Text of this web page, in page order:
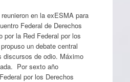
en la exESMA para
Federal de Derechos
por la Red Federal por los
un debate central
discursos de odio. Máximo
Por sexto año
por los Derechos